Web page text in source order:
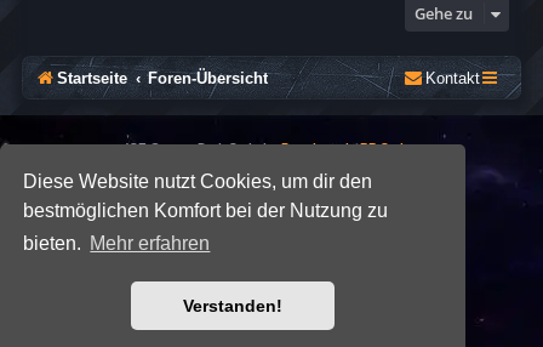
Diese Website nutzt Cookies, um dir den
bestmöglichen Komfort bei der Nutzung zu
bieten. Mehr erfahren
Verstanden!
Gehe zu
Startseite Foren-Übersicht Kontakt
*SE Gamer: Dark Style byPremium phpBB Styles
Powered byphpBB ® Forum Software © phpBB Limited
Datenschutz